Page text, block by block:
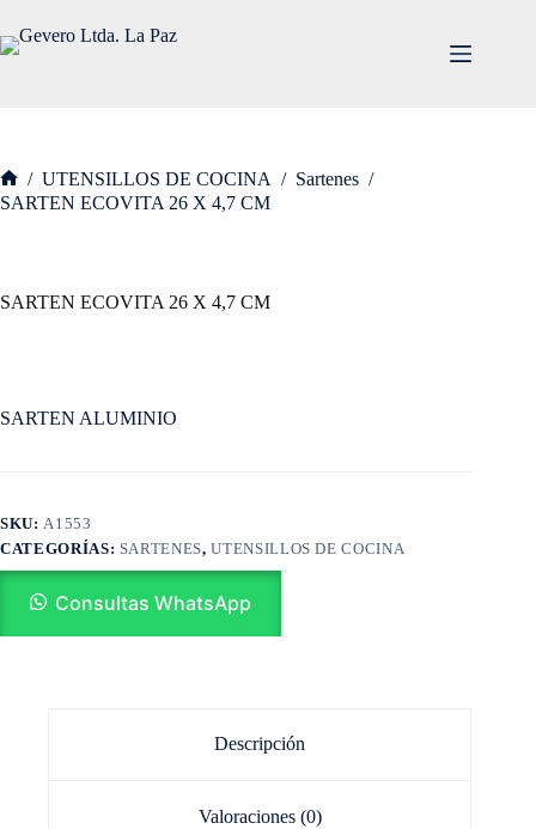
contenido
Inicio
/ UTENSILLOS DE COCINA / Sartenes /
SARTEN ECOVITA 26 X 4,7 CM
SARTEN ECOVITA 26 X 4,7 CM
SARTEN ALUMINIO
SKU: A1553
CATEGORÍAS: SARTENES,UTENSILLOS DE COCINA
Consultas WhatsApp
Descripción
Valoraciones (0)